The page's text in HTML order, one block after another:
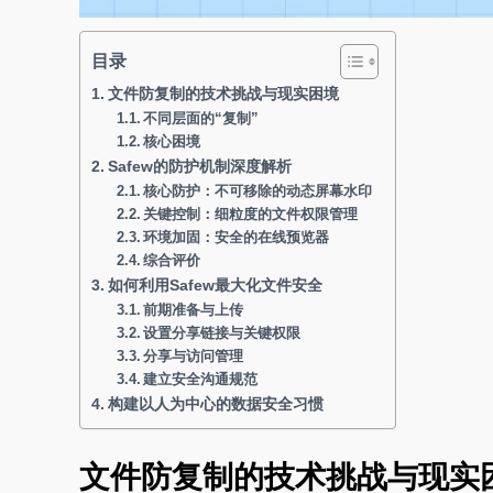
目录
文件防复制的技术挑战与现实困境
不同层面的“复制”
核心困境
Safew的防护机制深度解析
核心防护：不可移除的动态屏幕水印
关键控制：细粒度的文件权限管理
环境加固：安全的在线预览器
综合评价
如何利用Safew最大化文件安全
前期准备与上传
设置分享链接与关键权限
分享与访问管理
建立安全沟通规范
构建以人为中心的数据安全习惯
文件防复制的技术挑战与现实